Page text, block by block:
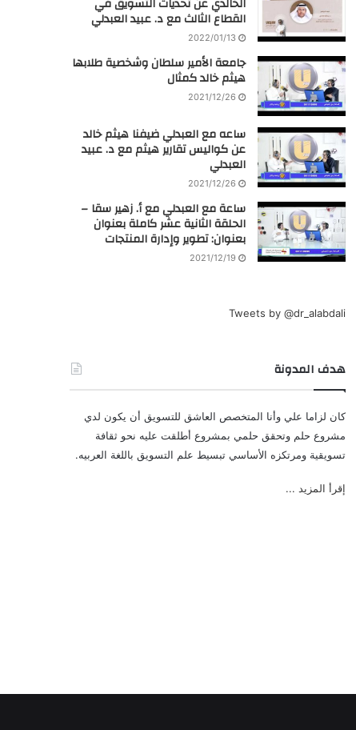
القطاع الثالث مع د. عبيد العبدلي
2022/01/13
جامعة الأمير سلطان وشخصية طلابها
هيثم خالد كمثال
2021/12/26
ساعه مع العبدلي ضيفنا هيثم خالد
عن كواليس تقارير هيثم مع د. عبيد
العبدلي
2021/12/26
ساعة مع العبدلي مع أ. زهير سقا –
الحلقة الثانية عشر كاملة بعنوان
بعنوان: تطوير وإدارة المنتجات
2021/12/19
Tweets by @dr_alabdali
هدف المدونة
كان لزاما علي وأنا المتخصص العاشق للتسويق أن يكون لدي
مشروع حلم وتحقق حلمي بمشروع أطلقت عليه نحو ثقافة
تسويقية ومرتكزه الأساسي تبسيط علم التسويق باللغة العربيه.
إقرأ المزيد ...